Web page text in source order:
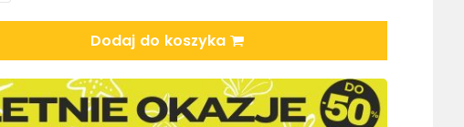
Dodaj do koszyka